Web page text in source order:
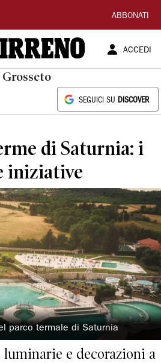
ABBONATI
ACCEDI
Grosseto
SEGUICI SU DISCOVER
di Saturnia: i
iniziative
parco termale di Saturnia
e decorazioni a